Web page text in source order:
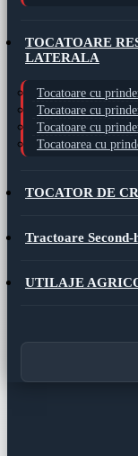
TOCATOARE
LATERALA
Tocatoare cu
Tocatoare cu
Tocatoare cu
Tocatoarea cu
TOCATOR DE
Tractoare Second-
UTILAJE